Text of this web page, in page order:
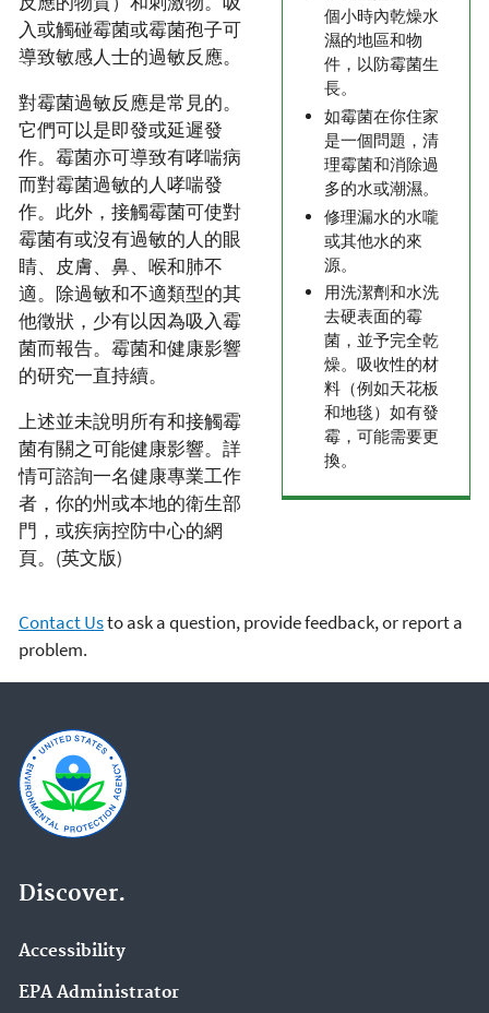
個小時內乾燥水
濕的地區和物
件，以防霉菌生
長。
如霉菌在你住家
是一個問題，清
理霉菌和消除過
多的水或潮濕。
修理漏水的水嚨
或其他水的來
源。
用洗潔劑和水洗
去硬表面的霉
菌，並予完全乾
燥。吸收性的材
料（例如天花板
和地毯）如有發
霉，可能需要更
換。
入或觸碰霉菌或霉菌孢子可
導致敏感人士的過敏反應。
對霉菌過敏反應是常見的。
它們可以是即發或延遲發
作。霉菌亦可導致有哮喘病
而對霉菌過敏的人哮喘發
作。此外，接觸霉菌可使對
霉菌有或沒有過敏的人的眼
睛、皮膚、鼻、喉和肺不
適。除過敏和不適類型的其
他徵狀，少有以因為吸入霉
菌而報告。霉菌和健康影響
的研究一直持續。
上述並未說明所有和接觸霉
菌有關之可能健康影響。詳
情可諮詢一名健康專業工作
者，你的州或本地的衛生部
門，或疾病控防中心的網
頁。(英文版)
Contact Usto ask a question, provide feedback, or report a
problem.
Discover.
Accessibility
EPA Administrator